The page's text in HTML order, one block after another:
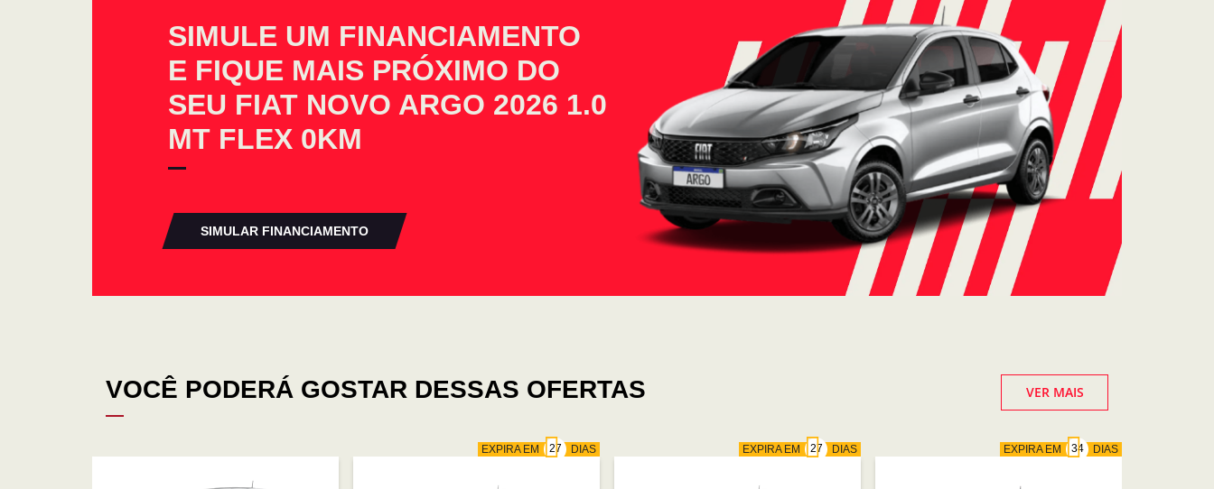
SIMULE UM FINANCIAMENTO
E FIQUE MAIS PRÓXIMO DO
SEU FIAT NOVO ARGO 2026 1.0
MT FLEX 0KM
SIMULAR FINANCIAMENTO
VOCÊ PODERÁ GOSTAR DESSAS OFERTAS VER MAIS
EXPIRA EM DIAS EXPIRA EM DIAS EXPIRA EM DIAS